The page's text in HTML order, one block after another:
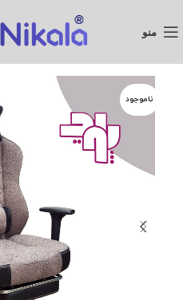
منو
ناموجود